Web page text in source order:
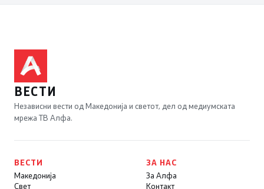
ВЕСТИ
Независни вести од Македонија и светот, дел од медиумската
мрежа ТВ Алфа.
ВЕСТИ
Македонија
Свет
ЗА НАС
За Алфа
Контакт